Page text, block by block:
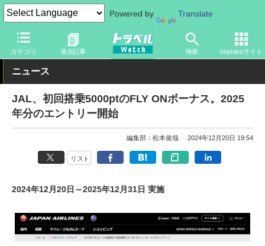
Powered by Translate
カテゴリ 過去記事 検索 Impressサイト
トラベル Watch 企業・政府・官庁 国内エアライン JAL
ニュース
JAL、初回搭乗5000ptのFLY ONボーナス。2025
年分のエントリー開始
編集部：松本俊哉 2024年12月20日 19:54
リスト
2024年12月20日～2025年12月31日 実施